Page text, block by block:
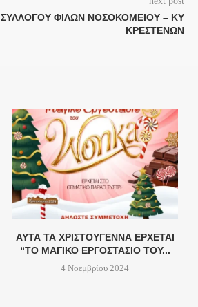
ΣΥΛΛΌΓΟΥ ΦΊΛΩΝ ΝΟΣΟΚΟΜΕΊΟΥ – ΚΥ
ΚΡΕΣΤΈΝΩΝ
ΑΥΤΆ ΤΑ ΧΡΙΣΤΟΎΓΕΝΝΑ ΈΡΧΕΤΑΙ
“ΤΟ ΜΑΓΙΚΌ ΕΡΓΟΣΤΆΣΙΟ ΤΟΥ...
4 Νοεμβρίου 2024